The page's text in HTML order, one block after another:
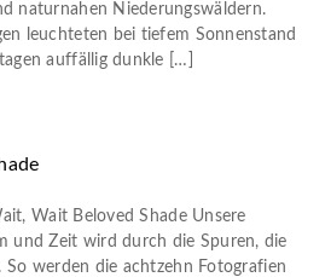
naturnahen Niederungswäldern.
leuchteten bei tiefem Sonnenstand
auffällig dunkle […]
Wait Beloved Shade Unsere
und Zeit wird durch die Spuren, die
So werden die achtzehn Fotografien